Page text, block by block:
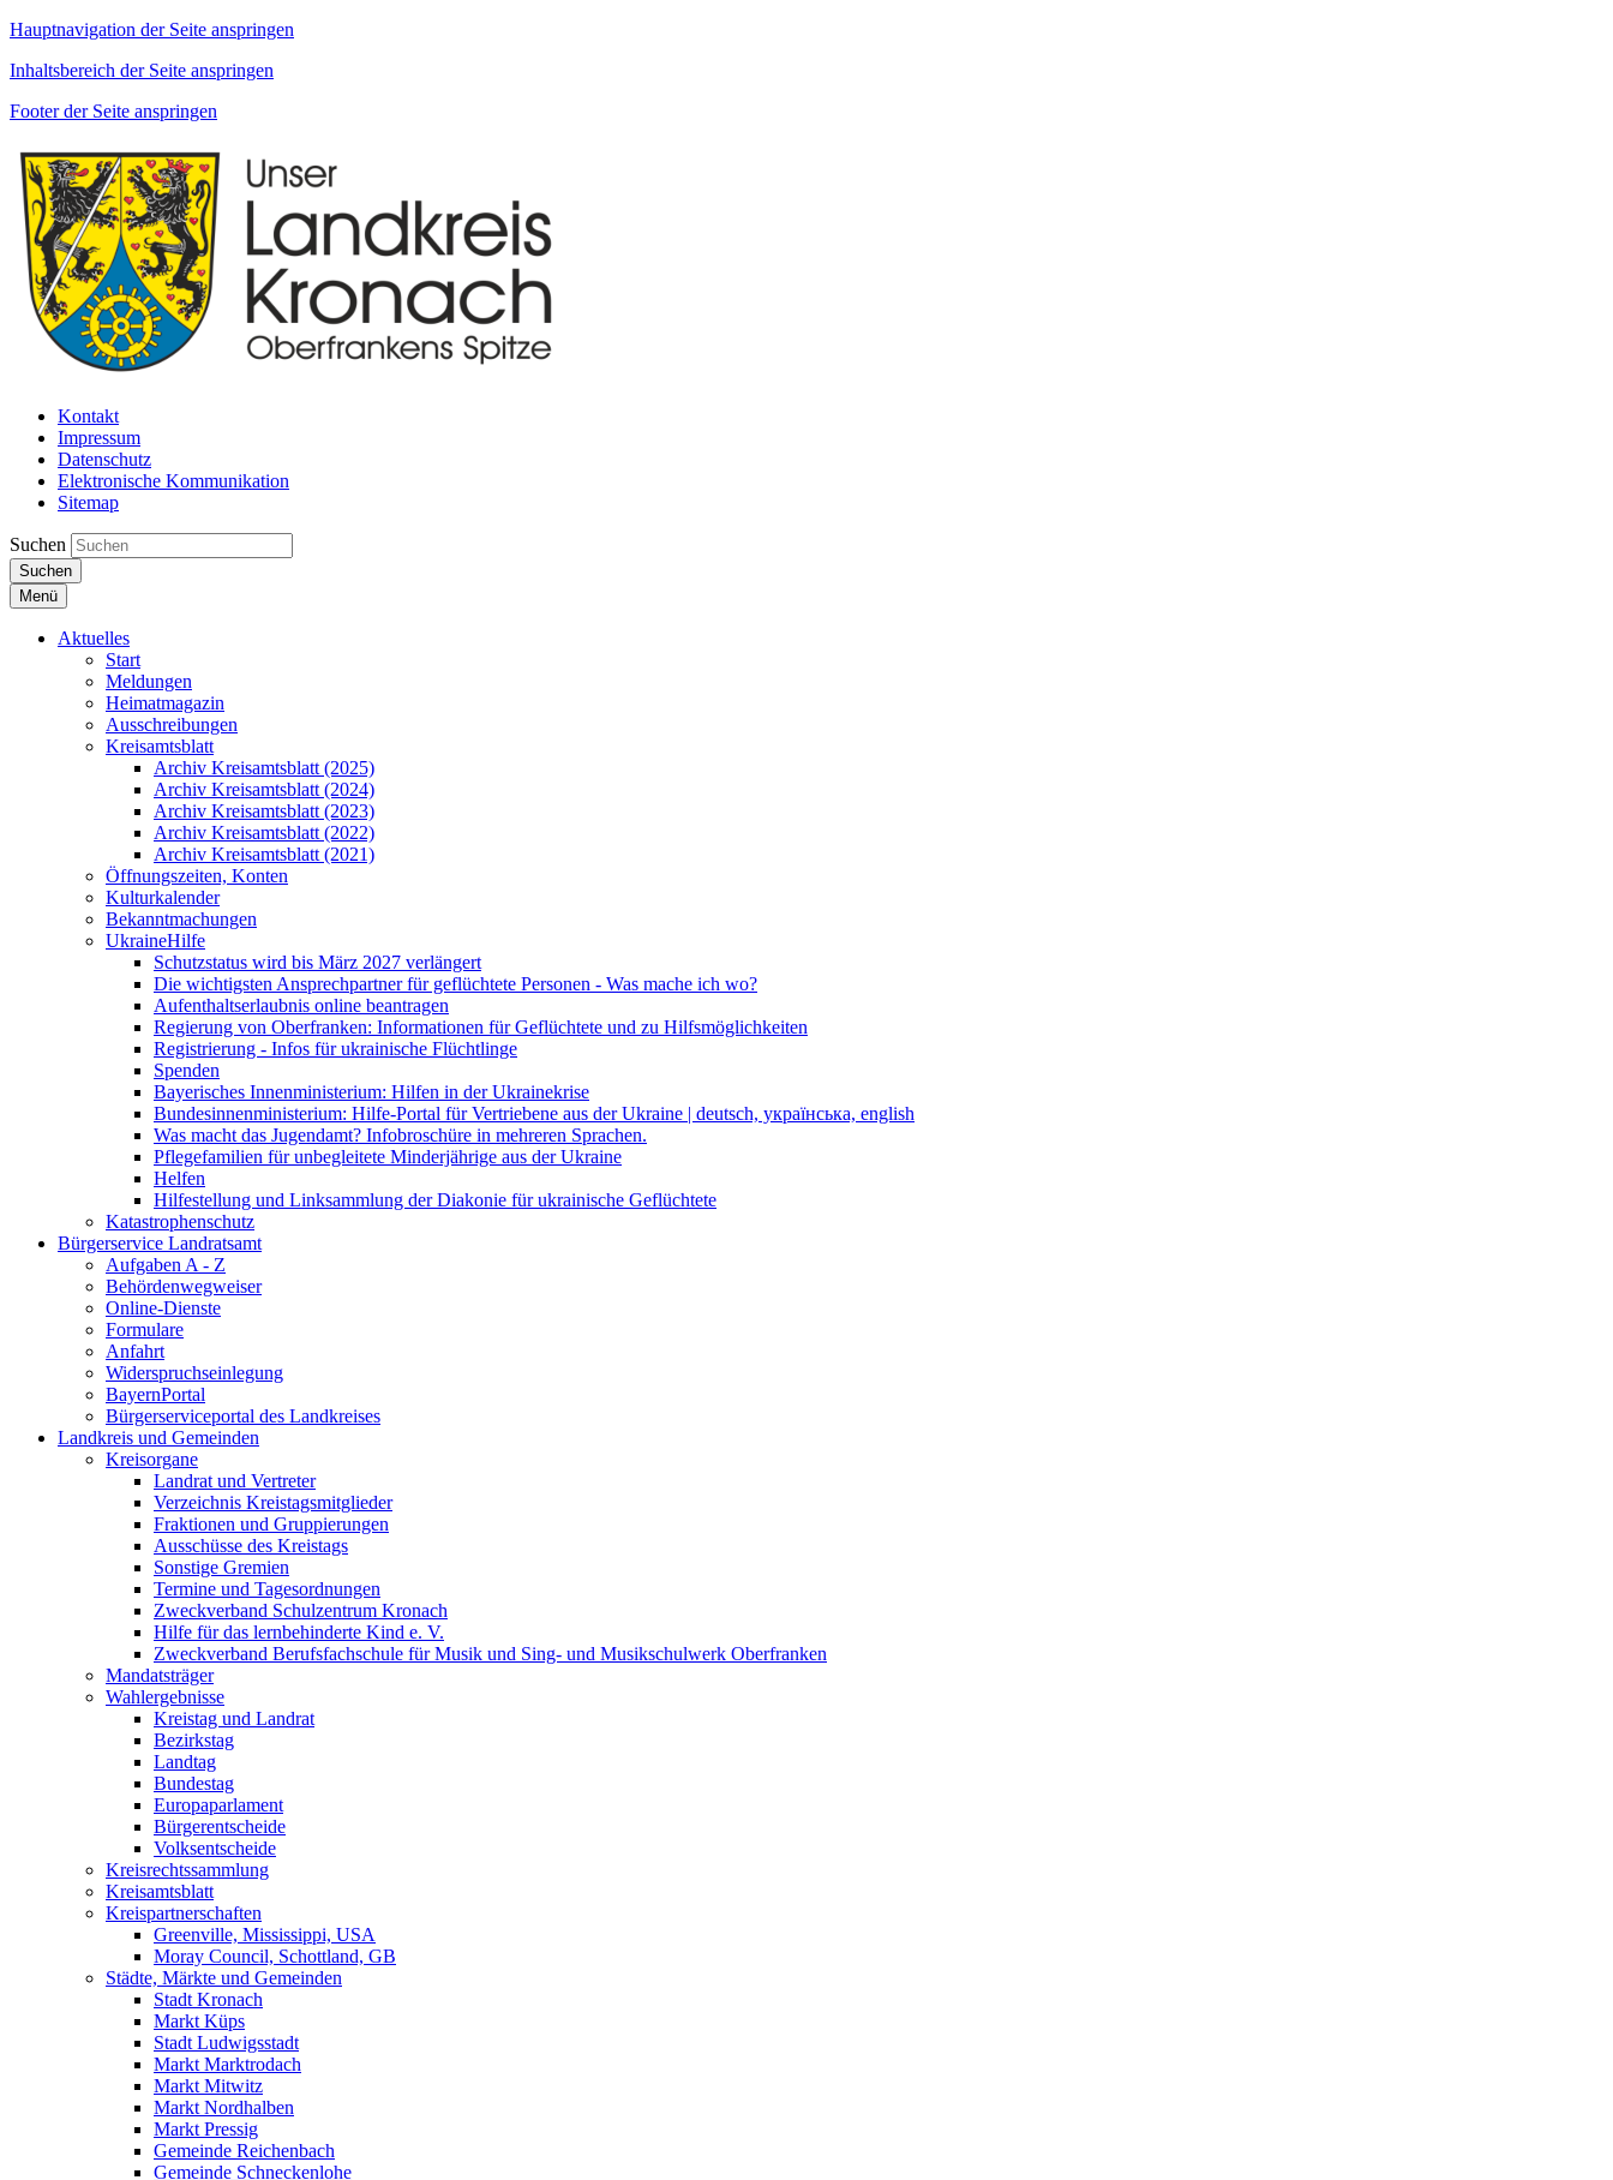
Hauptnavigation der Seite anspringen
Inhaltsbereich der Seite anspringen
Footer der Seite anspringen
Kontakt
Impressum
Datenschutz
Elektronische Kommunikation
Sitemap
Suchen
Suchen
Menü
Aktuelles
Start
Meldungen
Heimatmagazin
Ausschreibungen
Kreisamtsblatt
Archiv Kreisamtsblatt (2025)
Archiv Kreisamtsblatt (2024)
Archiv Kreisamtsblatt (2023)
Archiv Kreisamtsblatt (2022)
Archiv Kreisamtsblatt (2021)
Öffnungszeiten, Konten
Kulturkalender
Bekanntmachungen
UkraineHilfe
Schutzstatus wird bis März 2027 verlängert
Die wichtigsten Ansprechpartner für geflüchtete Personen - Was mache ich wo?
Aufenthaltserlaubnis online beantragen
Regierung von Oberfranken: Informationen für Geflüchtete und zu Hilfsmöglichkeiten
Registrierung - Infos für ukrainische Flüchtlinge
Spenden
Bayerisches Innenministerium: Hilfen in der Ukrainekrise
Bundesinnenministerium: Hilfe-Portal für Vertriebene aus der Ukraine | deutsch, українська, english
Was macht das Jugendamt? Infobroschüre in mehreren Sprachen.
Pflegefamilien für unbegleitete Minderjährige aus der Ukraine
Helfen
Hilfestellung und Linksammlung der Diakonie für ukrainische Geflüchtete
Katastrophenschutz
Bürgerservice Landratsamt
Aufgaben A - Z
Behördenwegweiser
Online-Dienste
Formulare
Anfahrt
Widerspruchseinlegung
BayernPortal
Bürgerserviceportal des Landkreises
Landkreis und Gemeinden
Kreisorgane
Landrat und Vertreter
Verzeichnis Kreistagsmitglieder
Fraktionen und Gruppierungen
Ausschüsse des Kreistags
Sonstige Gremien
Termine und Tagesordnungen
Zweckverband Schulzentrum Kronach
Hilfe für das lernbehinderte Kind e. V.
Zweckverband Berufsfachschule für Musik und Sing- und Musikschulwerk Oberfranken
Mandatsträger
Wahlergebnisse
Kreistag und Landrat
Bezirkstag
Landtag
Bundestag
Europaparlament
Bürgerentscheide
Volksentscheide
Kreisrechtssammlung
Kreisamtsblatt
Kreispartnerschaften
Greenville, Mississippi, USA
Moray Council, Schottland, GB
Städte, Märkte und Gemeinden
Stadt Kronach
Markt Küps
Stadt Ludwigsstadt
Markt Marktrodach
Markt Mitwitz
Markt Nordhalben
Markt Pressig
Gemeinde Reichenbach
Gemeinde Schneckenlohe